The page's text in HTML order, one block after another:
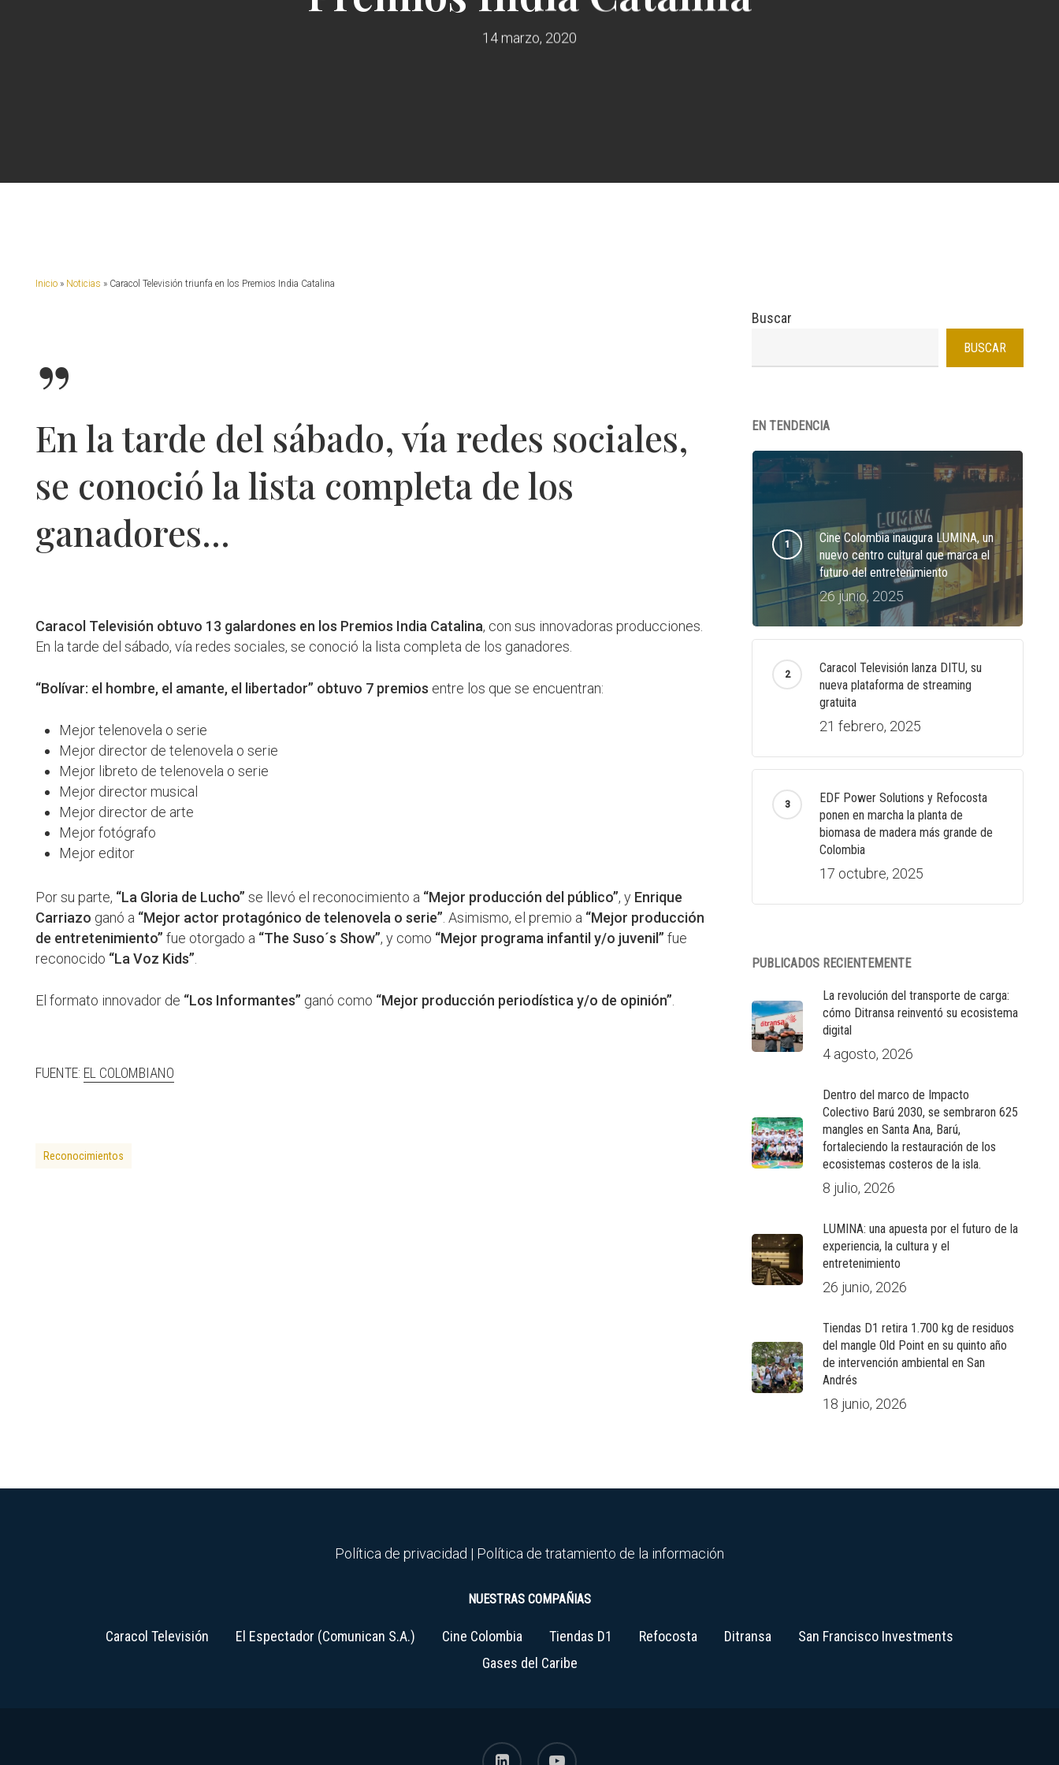
14 marzo, 2020
Inicio » Noticias » Caracol Televisión triunfa en los Premios India Catalina
”
En la tarde del sábado, vía redes sociales,
se conoció la lista completa de los
ganadores...
Caracol Televisión obtuvo 13 galardones en los Premios India Catalina, con sus innovadoras producciones.
En la tarde del sábado, vía redes sociales, se conoció la lista completa de los ganadores.
“Bolívar: el hombre, el amante, el libertador” obtuvo 7 premios entre los que se encuentran:
Mejor telenovela o serie
Mejor director de telenovela o serie
Mejor libreto de telenovela o serie
Mejor director musical
Mejor director de arte
Mejor fotógrafo
Mejor editor
Por su parte, “La Gloria de Lucho” se llevó el reconocimiento a “Mejor producción del público”, y Enrique
Carriazo ganó a “Mejor actor protagónico de telenovela o serie” . Asimismo, el premio a “Mejor producción
de entretenimiento” fue otorgado a “The Suso´s Show”, y como “Mejor programa infantil y/o juvenil” fue
reconocido “La Voz Kids”
El formato innovador de “Los Informantes” ganó como “Mejor producción periodística y/o de opinión”
FUENTE: EL COLOMBIANO
Reconocimientos
Buscar
BUSCAR
EN TENDENCIA
Cine Colombia inaugura LUMINA, un
nuevo centro cultural que marca el
futuro del entretenimiento
26 junio, 2025
Caracol Televisión lanza DITU, su
nueva plataforma de streaming
gratuita
21 febrero, 2025
EDF Power Solutions y Refocosta
ponen en marcha la planta de
biomasa de madera más grande de
Colombia
17 octubre, 2025
PUBLICADOS RECIENTEMENTE
La revolución del transporte de carga:
cómo Ditransa reinventó su ecosistema
digital
4 agosto, 2026
Dentro del marco de Impacto
Colectivo Barú 2030, se sembraron 625
mangles en Santa Ana, Barú,
fortaleciendo la restauración de los
ecosistemas costeros de la isla.
8 julio, 2026
LUMINA: una apuesta por el futuro de la
experiencia, la cultura y el
entretenimiento
26 junio, 2026
Tiendas D1 retira 1.700 kg de residuos
del mangle Old Point en su quinto año
de intervención ambiental en San
Andrés
18 junio, 2026
Política de privacidad | Política de tratamiento de la información
NUESTRAS COMPAÑIAS
Caracol Televisión El Espectador (Comunican S.A.) Cine Colombia Tiendas D1 Refocosta Ditransa
San Francisco Investments
Gases del Caribe
linkedin youtube